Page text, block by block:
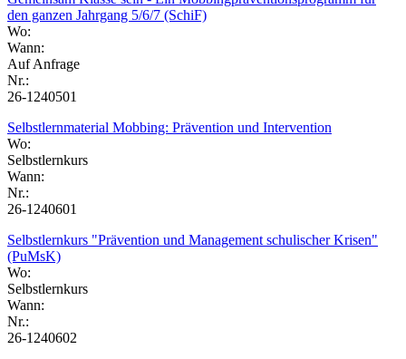
den ganzen Jahrgang 5/6/7 (SchiF)
Wo:
Wann:
Auf Anfrage
Nr.:
26-1240501
Selbstlernmaterial Mobbing: Prävention und Intervention
Wo:
Selbstlernkurs
Wann:
Nr.:
26-1240601
Selbstlernkurs "Prävention und Management schulischer Krisen"
(PuMsK)
Wo:
Selbstlernkurs
Wann:
Nr.:
26-1240602